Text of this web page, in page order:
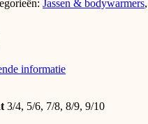
Jassen & bodywarmers,
informatie
3/4, 5/6, 7/8, 8/9, 9/10